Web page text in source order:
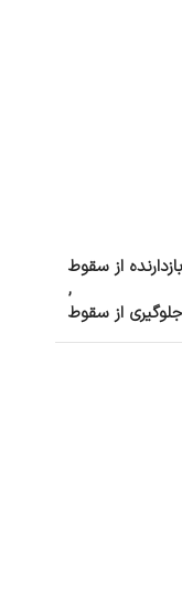
از سقوط
,
جلوگیری از سقوط